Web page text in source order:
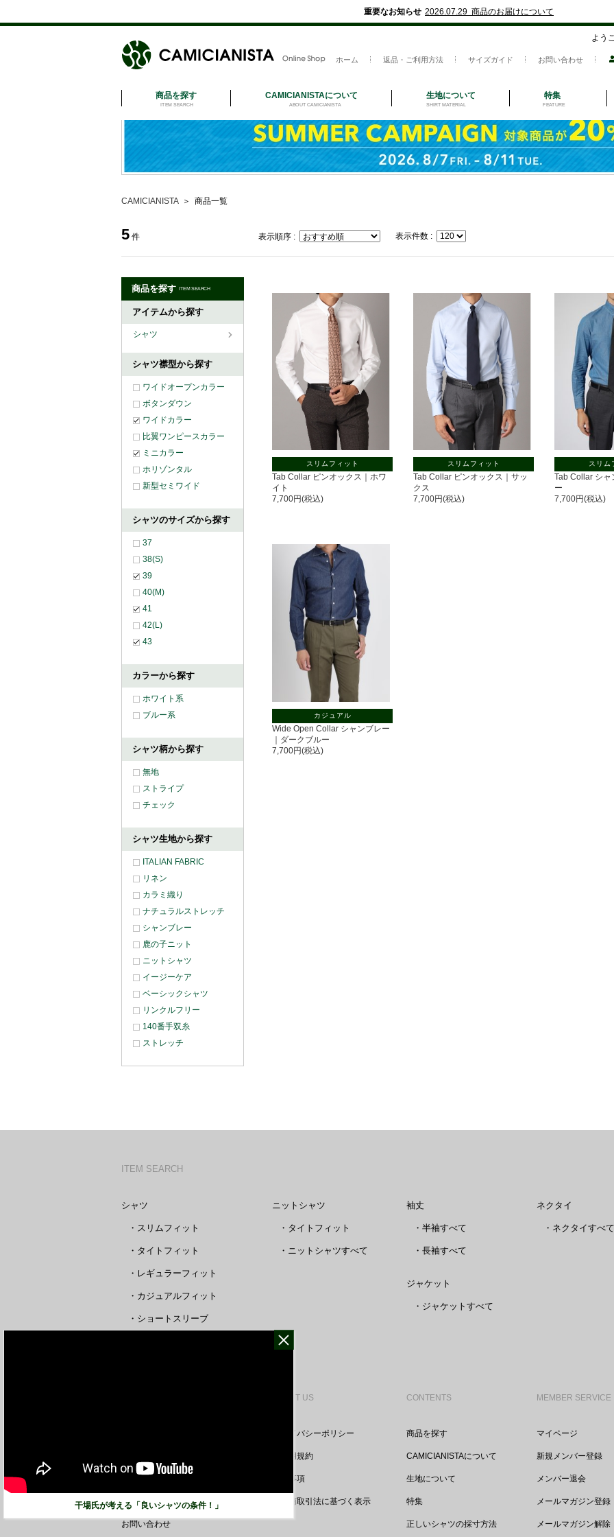
重要なお知らせ 2026.07.29 商品のお届けについて
よう
ホーム 返品・ご利用方法 サイズガイド お問い合わせ
商品を探す
ITEM SEARCH
CAMICIANISTAについて
ABOUT CAMICIANISTA
生地について
SHIRT MATERIAL
特集
FEATURE
CAMICIANISTA＞ 商品一覧
5 件 表示順序 : 表示件数 :
商品を探す ITEM SEARCH
アイテムから探す
シャツ
シャツ襟型から探す
ワイドオープンカラー
ボタンダウン
ワイドカラー
比翼ワンピースカラー
ミニカラー
ホリゾンタル
新型セミワイド
シャツのサイズから探す
37
38(S)
39
40(M)
41
42(L)
43
カラーから探す
ホワイト系
ブルー系
シャツ柄から探す
無地
ストライプ
チェック
シャツ生地から探す
ITALIAN FABRIC
リネン
カラミ織り
ナチュラルストレッチ
シャンブレー
鹿の子ニット
ニットシャツ
イージーケア
ベーシックシャツ
リンクルフリー
140番手双糸
ストレッチ
スリムフィット
Tab Collar ピンオックス｜ホワ
イト
7,700円(税込)
スリムフィット
Tab Collar ピンオックス｜サッ
クス
7,700円(税込)
スリム
Tab Collar シャ
ー
7,700円(税込)
カジュアル
Wide Open Collar シャンブレー
｜ダークブルー
7,700円(税込)
ITEM SEARCH
シャツ
・ スリムフィット
・ タイトフィット
・ レギュラーフィット
・ カジュアルフィット
・ ショートスリーブ
ニットシャツ
・ タイトフィット
・ ニットシャツすべて
袖丈
・ 半袖すべて
・ 長袖すべて
ジャケット
・ ジャケットすべて
ネクタイ
・ ネクタイすべて
ご利用ガイド
お問い合わせ
ABOUT US
プライバシーポリシー
ご利用規約
免責事項
特定商取引法に基づく表示
CONTENTS
商品を探す
CAMICIANISTAについて
生地について
特集
正しいシャツの採寸方法
MEMBER SERVICE
マイページ
新規メンバー登録
メンバー退会
メールマガジン登録
メールマガジン解除
干場氏が考える「良いシャツの条件！」